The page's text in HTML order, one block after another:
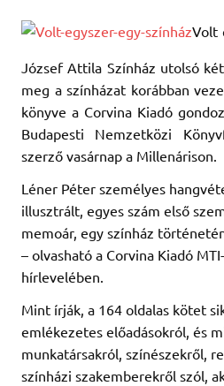
Volt
József Attila Színház utolsó
meg a színházat korábban
könyve a Corvina Kiadó
Budapesti Nemzetközi
szerző vasárnap a Millenárison.
Léner Péter személyes
illusztrált, egyes szám első
memoár, egy színház
– olvasható a Corvina Kiadó
hírlevelében.
Mint írják, a 164 oldalas kötet
emlékezetes előadásokról, és
munkatársakról, színészekről,
színházi szakemberekről szól,